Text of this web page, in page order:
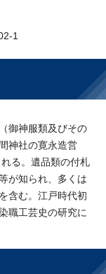
1
御神服類及びその
神社の寛永造営
る。遺品類の付札
が知られ、多くは
含む。江戸時代初
職工芸史の研究に